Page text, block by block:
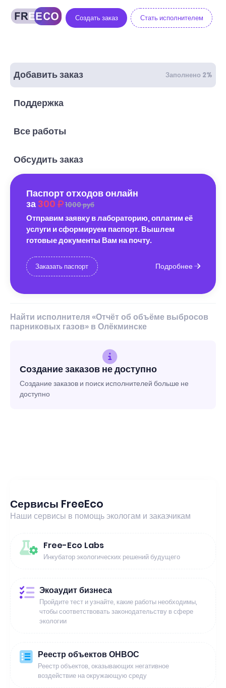
Создать заказ Стать исполнителем
Добавить заказ Заполнено 2%
Поддержка
Все работы
Обсудить заказ
Паспорт отходов онлайн
за 300 1000 руб
Отправим заявку в лабораторию, оплатим её
услуги и сформируем паспорт. Вышлем
готовые документы Вам на почту.
Заказать паспорт Подробнее
Найти исполнителя «Отчёт об объёме выбросов
парниковых газов» в Олёкминске
Создание заказов не доступно
Создание заказов и поиск исполнителей больше не
доступно
Сервисы FreeEco
Наши сервисы в помощь экологам и заказчикам
Free-Eco Labs
Инкубатор экологических решений будущего
Экоаудит бизнеса
Пройдите тест и узнайте, какие работы необходимы,
чтобы соответствовать законодательству в сфере
экологии
Реестр объектов ОНВОС
Реестр объектов, оказывающих негативное
воздействие на окружающую среду